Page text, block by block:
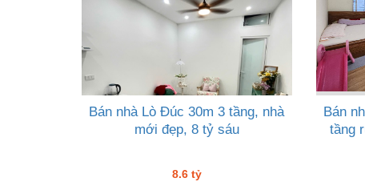
Bán nhà Lò Đúc 30m 3 tầng, nhà
mới đẹp, 8 tỷ sáu
8.6 tỷ
Bán
tầng